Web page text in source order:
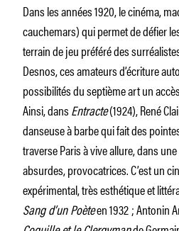
Dans les années 1920, le cinéma,
cauchemars) qui permet de défier
terrain de jeu préféré des
Desnos, ces amateurs d’écriture
possibilités du septième art un
Ainsi, dansEntracte(1924), René
danseuse à barbe qui fait des
traverse Paris à vive allure, dans
absurdes, provocatrices. C’est un
expérimental, très esthétique et
Sang d’un Poèteen 1932 ; Antonin